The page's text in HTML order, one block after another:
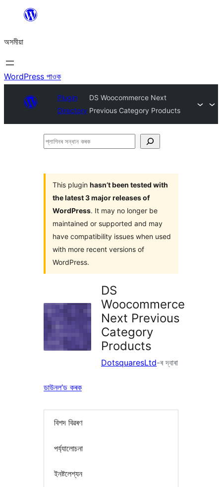
বিষয়বস্তুলৈ
যাওক
অসমীয়া
WordPress পাওক
Plugin
Directory
DS Woocommerce Next
Previous Category Products
প্লাগিনৰ
This plugin hasn’t been tested with
the latest 3 major releases of
WordPress. It may no longer be
maintained or supported and may
have compatibility issues when used
with more recent versions of
WordPress.
DS
Woocommerce
Next Previous
Category
Products
DotsquaresLtd-ৰ দ্বাৰা
ডাউনল’ড কৰক
বিশদ বিৱৰণ
পৰ্য্যালোচনা
ইনষ্টলেশ্যন